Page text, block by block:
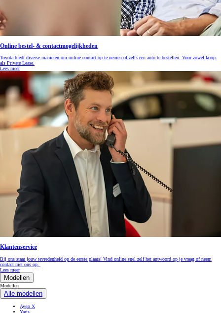
Online bestel- & contactmogelijkheden
Toyota biedt diverse manieren om online contact op te nemen of zelfs een auto te bestellen. Voor zowel koop-
als Private Lease.
Lees meer
Klantenservice
Bij ons staat jouw tevredenheid op de eerste plaats! Vind online snel zelf het antwoord op je vraag of neem
contact met ons op.
Lees meer
Modellen
Modellen
Alle modellen
Aygo X
Yaris